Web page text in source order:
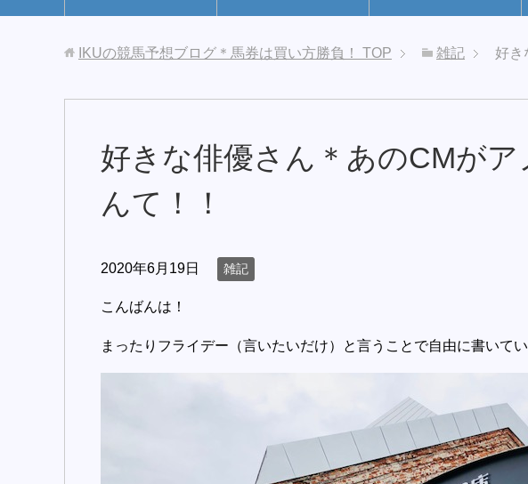
IKUの競馬予想ブログ＊馬券は買い方勝負！ TOP 雑記 好き
好きな俳優さん＊あのCMがア
んて！！
2020年6月19日 雑記
こんばんは！
まったりフライデー（言いたいだけ）と言うことで自由に書いて